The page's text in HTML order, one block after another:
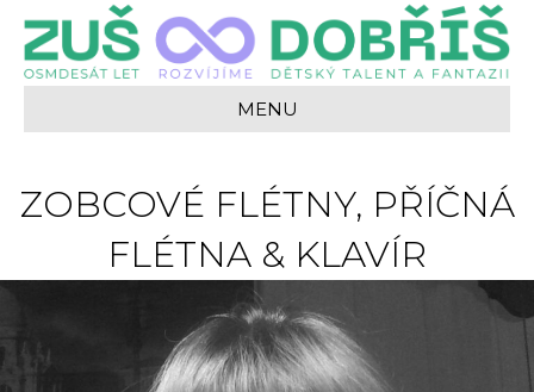
MENU
ZOBCOVÉ FLÉTNY, PŘÍČNÁ
FLÉTNA & KLAVÍR